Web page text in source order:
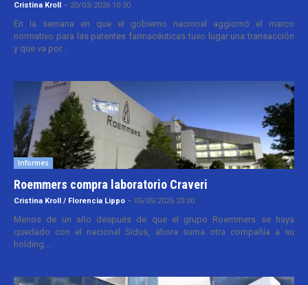
Cristina Kroll - 20/03/2026 10:30
En la semana en que el gobierno nacional aggiornó el marco
normativo para las patentes farmacéuticas tuvo lugar una transacción
y que va por...
Informes
Roemmers compra laboratorio Craveri
Cristina Kroll / Florencia Lippo - 05/05/2026 20:00
Menos de un año después de que el grupo Roemmers se haya
quedado con el nacional Sidus, ahora suma otra compañía a su
holding....